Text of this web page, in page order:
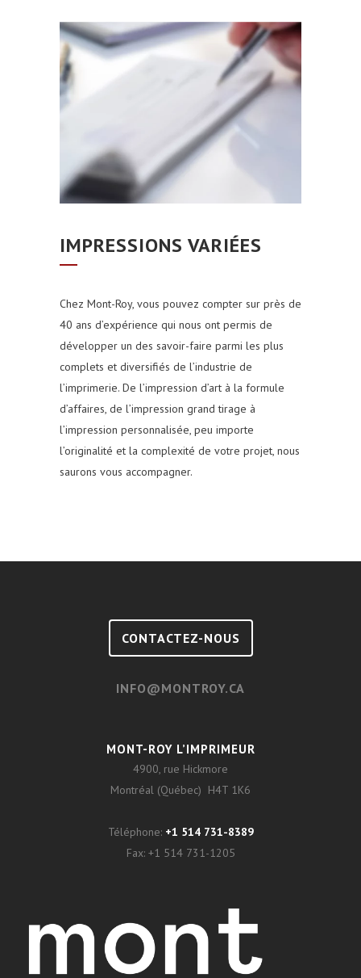
IMPRESSIONS VARIÉES
Chez Mont-Roy, vous pouvez compter sur près de
40 ans d’expérience qui nous ont permis de
développer un des savoir-faire parmi les plus
complets et diversifiés de l’industrie de
l’imprimerie. De l’impression d’art à la formule
d’affaires, de l’impression grand tirage à
l’impression personnalisée, peu importe
l’originalité et la complexité de votre projet, nous
saurons vous accompagner.
CONTACTEZ-NOUS
INFO@MONTROY.CA
MONT-ROY L’IMPRIMEUR
4900, rue Hickmore
Montréal (Québec) H4T 1K6
Téléphone: +1 514 731-8389
Fax: +1 514 731-1205